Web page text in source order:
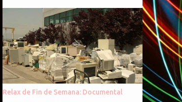
Cincuenta ocasiones para ponernos en
contacto con ustedes y contarles las noticias
de tecnología más importantes, desde
nuestra propia óptica: un punto de vista
independiente e informal.Para festejarlo, se
nos ocurrió que estemos todos juntos; y
cuando digo "todos" me refiero a toda la
Relax de Fin de Semana: Documental